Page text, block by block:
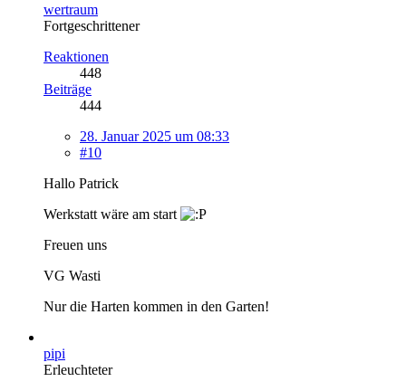
wertraum
Fortgeschrittener
Reaktionen
448
Beiträge
444
28. Januar 2025 um 08:33
#10
Hallo Patrick
Werkstatt wäre am start
Freuen uns
VG Wasti
Nur die Harten kommen in den Garten!
pipi
Erleuchteter